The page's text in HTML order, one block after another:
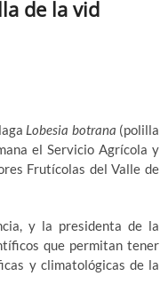
de la vid
Lobesia botrana (polilla
el Servicio Agrícola y
Frutícolas del Valle de
y la presidenta de la
que permitan tener
y climatológicas de la